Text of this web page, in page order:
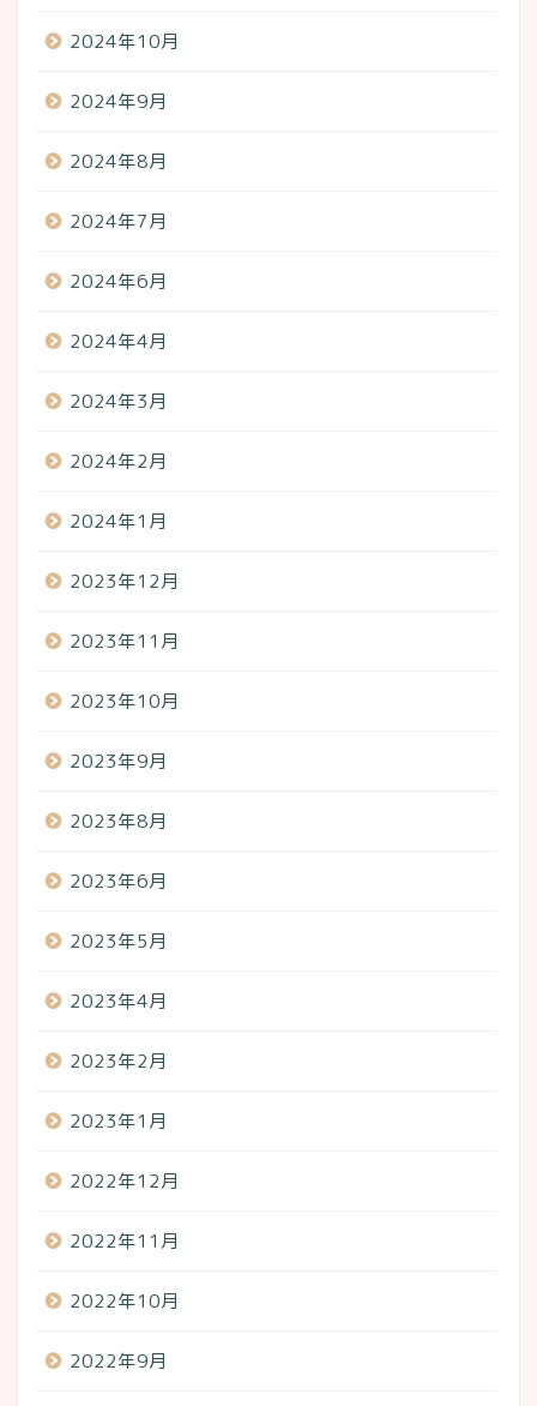
2024年10月
2024年9月
2024年8月
2024年7月
2024年6月
2024年4月
2024年3月
2024年2月
2024年1月
2023年12月
2023年11月
2023年10月
2023年9月
2023年8月
2023年6月
2023年5月
2023年4月
2023年2月
2023年1月
2022年12月
2022年11月
2022年10月
2022年9月